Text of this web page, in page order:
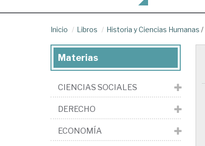
Inicio Libros Historia y Ciencias Humanas /
Materias
CIENCIAS SOCIALES
DERECHO
ECONOMÍA